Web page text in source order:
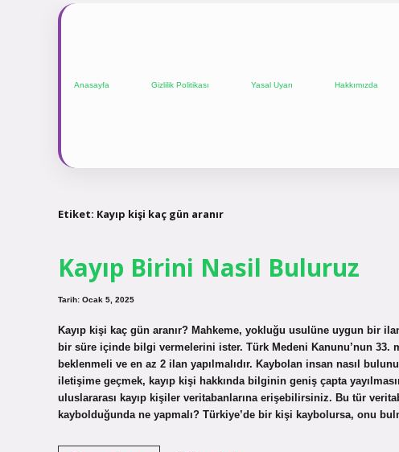
Anasayfa Gizlilik Politikası Yasal Uyarı Hakkımızda
Etiket: Kayıp kişi kaç gün aranır
Kayıp Birini Nasil Buluruz
Tarih: Ocak 5, 2025
Kayıp kişi kaç gün aranır? Mahkeme, yokluğu usulüne uygun bir
bir süre içinde bilgi vermelerini ister. Türk Medeni Kanunu’nun
beklenmeli ve en az 2 ilan yapılmalıdır. Kaybolan insan nasıl
iletişime geçmek, kayıp kişi hakkında bilginin geniş çapta
uluslararası kayıp kişiler veritabanlarına erişebilirsiniz. Bu tür
kaybolduğunda ne yapmalı? Türkiye’de bir kişi kaybolursa, onu